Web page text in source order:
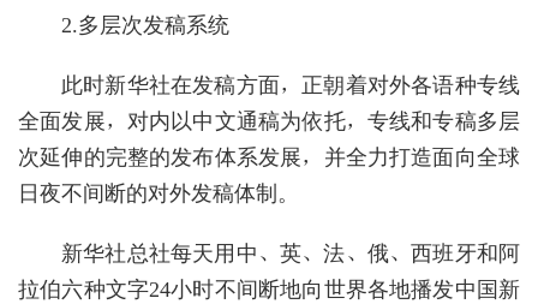
2.多层次发稿系统
此时新华社在发稿方面，正朝着对外各语种专线
全面发展，对内以中文通稿为依托，专线和专稿多层
次延伸的完整的发布体系发展，并全力打造面向全球
日夜不间断的对外发稿体制。
新华社总社每天用中、英、法、俄、西班牙和阿
拉伯六种文字24小时不间断地向世界各地播发中国新